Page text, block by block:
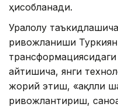
ҳисобланади.
Уралоғлу
ривожланиши
айтишича, янги
жорий этиш, «ақлли
ривожлантириш,